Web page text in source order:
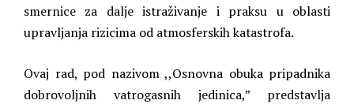
smernice za dalje istraživanje i praksu u oblasti
upravljanja rizicima od atmosferskih katastrofa.
Ovaj rad, pod nazivom ,,Osnovna obuka pripadnika
dobrovoljnih vatrogasnih jedinica,” predstavlja